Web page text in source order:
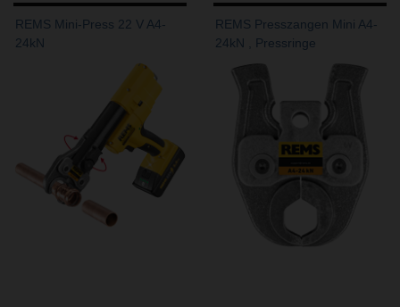
REMS Mini-Press 22 V A4-
24kN
REMS Presszangen Mini A4-
24kN , Pressringe